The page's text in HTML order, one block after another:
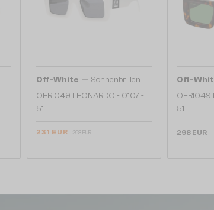
Off-White — Sonnenbrillen
OERI049 LEONARDO - 0107 -
51
231 EUR 298 EUR
Off-
OERI049
51
298 EUR